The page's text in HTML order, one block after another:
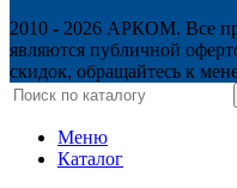
2010 - 2026 АРКОМ. Все
являются публичной
скидок, обращайтесь к
Меню
Каталог